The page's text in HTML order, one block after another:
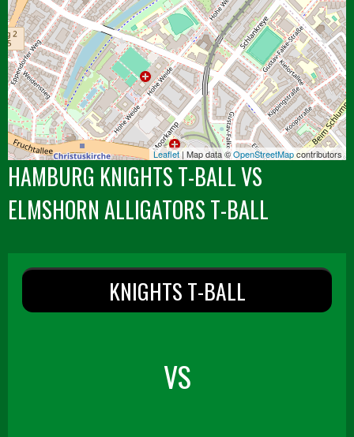
Leaflet| Map data ©OpenStreetMapcontributors
HAMBURG KNIGHTS T-BALL VS
ELMSHORN ALLIGATORS T-BALL
KNIGHTS T-BALL
VS